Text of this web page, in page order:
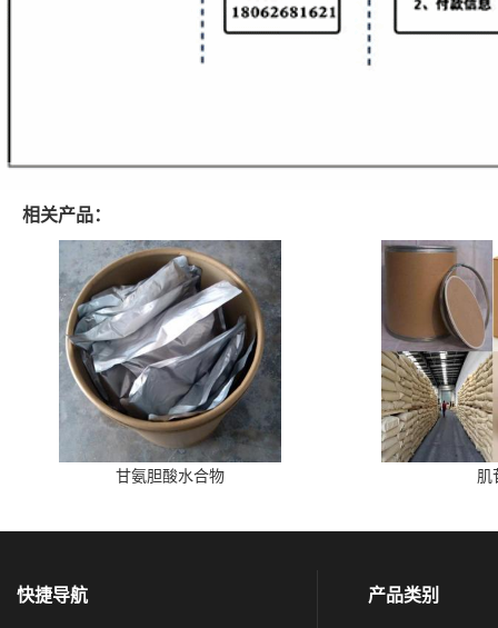
相关产品：
甘氨胆酸水合物 肌
快捷导航 产品类别